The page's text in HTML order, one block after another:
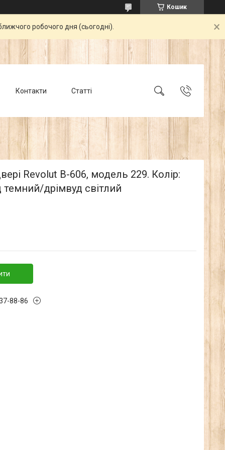
Кошик
робочого дня (сьогодні).
Контакти Статті
Revolut В-606, модель 229. Колір:
темний/дрімвуд світлий
88-86